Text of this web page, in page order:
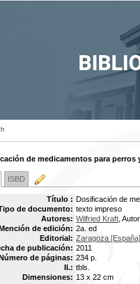
de medicamentos para perros
ISBD
Título : Dosificación de
de documento: texto impreso
Autores: Wilfried Kraft , Autor
de edición: 2a. ed
Editorial: Zaragoza
de publicación: 2011
de páginas: 234 p.
Il.: tbls.
Dimensiones: 13 x 22 cm